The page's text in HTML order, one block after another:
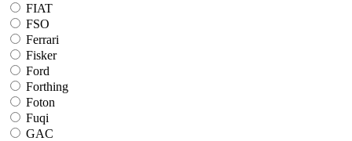
FIAT
FSO
Ferrari
Fisker
Ford
Forthing
Foton
Fuqi
GAC